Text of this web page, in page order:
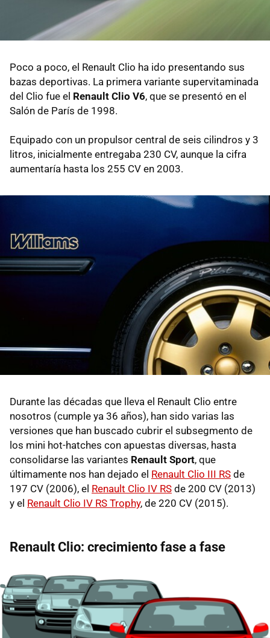
Poco a poco, el Renault Clio ha ido presentando sus
bazas deportivas. La primera variante supervitaminada
del Clio fue el Renault Clio V6, que se presentó en el
Salón de París de 1998.
Equipado con un propulsor central de seis cilindros y 3
litros, inicialmente entregaba 230 CV, aunque la cifra
aumentaría hasta los 255 CV en 2003.
Durante las décadas que lleva el Renault Clio entre
nosotros (cumple ya 36 años), han sido varias las
versiones que han buscado cubrir el subsegmento de
los mini hot-hatches con apuestas diversas, hasta
consolidarse las variantes Renault Sport, que
últimamente nos han dejado el Renault Clio III RS de
197 CV (2006), el Renault Clio IV RS de 200 CV (2013)
y el Renault Clio IV RS Trophy, de 220 CV (2015).
Renault Clio: crecimiento fase a fase